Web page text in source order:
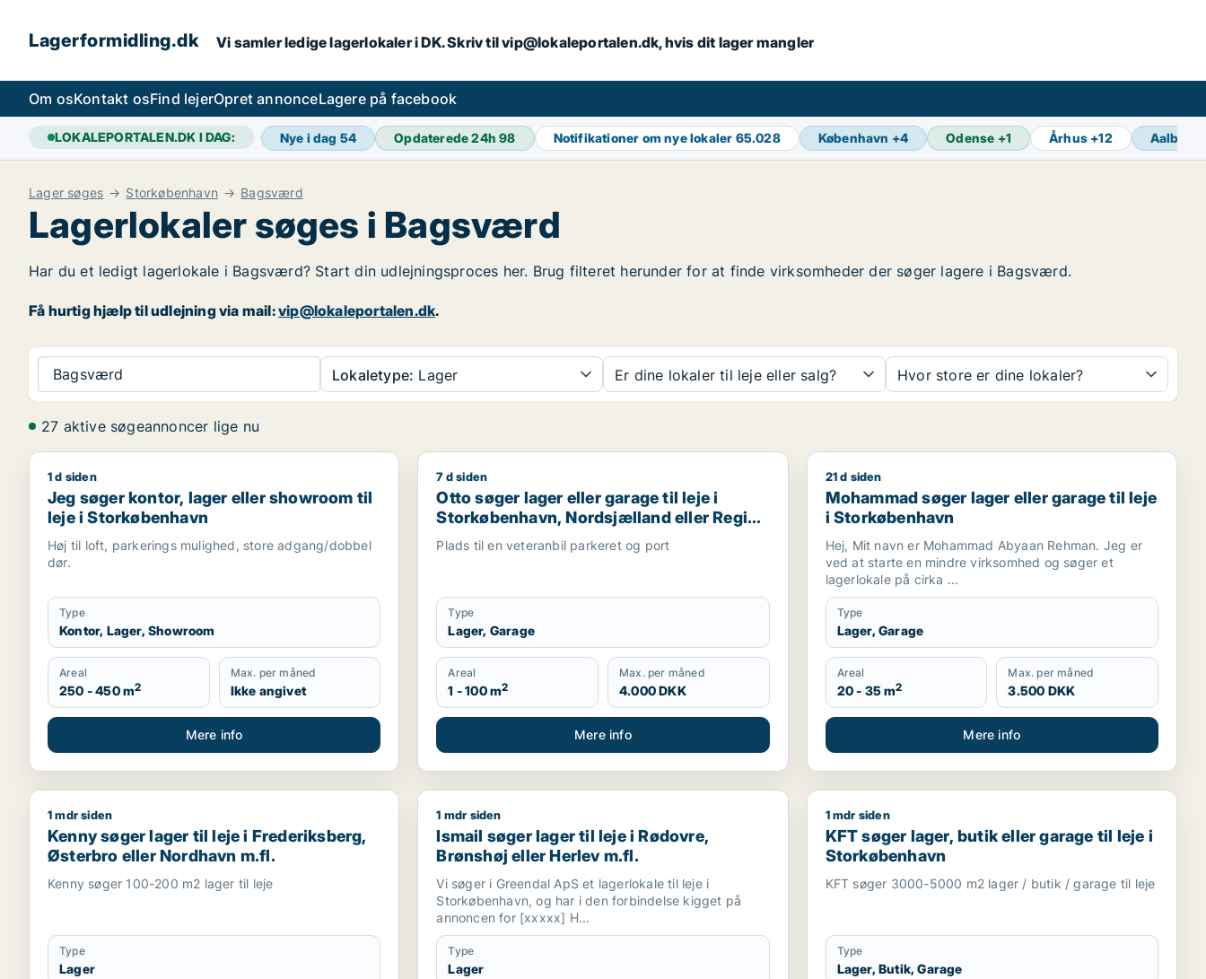
Lagerformidling.dk Vi samler ledige lagerlokaler i DK. Skriv til vip@lokaleportalen.dk, hvis dit lager mangler
Om osKontakt osFind lejerOpret annonceLagere på facebook
LOKALEPORTALEN.DK I DAG: Nye i dag 54 Opdaterede 24h98 Notifikationer om nye lokaler 65.028 København +4 Odense +1 Århus +12 Aalborg
Lager søges Storkøbenhavn Bagsværd
Lagerlokaler søges i Bagsværd
Har du et ledigt lagerlokale i Bagsværd? Start din udlejningsproces her. Brug filteret herunder for at finde virksomheder der søger lagere i Bagsværd.
Få hurtig hjælp til udlejning via mail:vip@lokaleportalen.dk.
Bagsværd Lokaletype: Lager Er dine lokaler til leje eller salg? Hvor store er dine lokaler?
27 aktive søgeannoncer lige nu
Jeg søger kontor, lager eller showroom til leje i Storkøbenhavn
1 d siden
Jeg søger kontor, lager eller showroom til
leje i Storkøbenhavn
Høj til loft, parkerings mulighed, store adgang/dobbel
dør.
Type
Kontor, Lager, Showroom
Areal
250 - 450 m2
Max. per måned
Ikke angivet
Mere info
Otto søger lager eller garage til leje i Storkøbenhavn, Nordsjælland eller Region Sjælland
7 d siden
Otto søger lager eller garage til leje i
Storkøbenhavn, Nordsjælland eller Region
Sjælland
Plads til en veteranbil parkeret og port
Type
Lager, Garage
Areal
1 - 100 m2
Max. per måned
4.000 DKK
Mere info
Mohammad søger lager eller garage til leje i
21 d siden
Mohammad søger lager eller garage til leje
i Storkøbenhavn
Hej, Mit navn er Mohammad Abyaan Rehman. Jeg er
ved at starte en mindre virksomhed og søger et
lagerlokale på cirka ...
Type
Lager, Garage
Areal
20 - 35 m2
Max. per måned
3.500 DKK
Mere info
Kenny søger lager til leje i Frederiksberg, Østerbro eller Nordhavn m.fl.
1 mdr siden
Kenny søger lager til leje i Frederiksberg,
Østerbro eller Nordhavn m.fl.
Kenny søger 100-200 m2 lager til leje
Type
Lager
Ismail søger lager til leje i Rødovre, Brønshøj eller Herlev m.fl.
1 mdr siden
Ismail søger lager til leje i Rødovre,
Brønshøj eller Herlev m.fl.
Vi søger i Greendal ApS et lagerlokale til leje i
Storkøbenhavn, og har i den forbindelse kigget på
annoncen for [xxxxx] H...
Type
Lager
KFT søger lager, butik eller garage til leje i
1 mdr siden
KFT søger lager, butik eller garage til leje i
Storkøbenhavn
KFT søger 3000-5000 m2 lager / butik / garage til leje
Type
Lager, Butik, Garage